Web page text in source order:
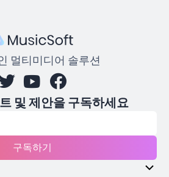
멀티미디어 솔루션
및 제안을 구독하세요
구독하기